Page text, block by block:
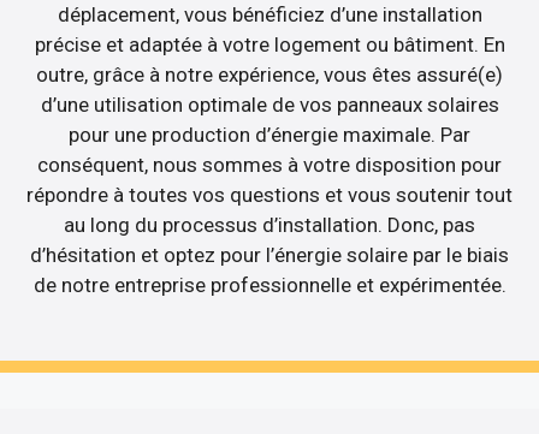
déplacement, vous bénéficiez d’une installation
précise et adaptée à votre logement ou bâtiment. En
outre, grâce à notre expérience, vous êtes assuré(e)
d’une utilisation optimale de vos panneaux solaires
pour une production d’énergie maximale. Par
conséquent, nous sommes à votre disposition pour
répondre à toutes vos questions et vous soutenir tout
au long du processus d’installation. Donc, pas
d’hésitation et optez pour l’énergie solaire par le biais
de notre entreprise professionnelle et expérimentée.